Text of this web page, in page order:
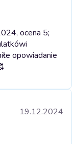
ocena 5;
opowiadanie
19.12.2024